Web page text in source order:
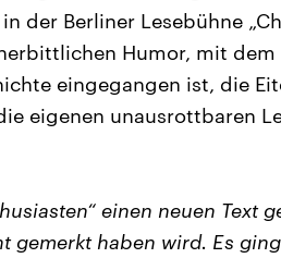
der Berliner Lesebühne
Humor, mit
eingegangen ist, die
eigenen unausrottbaren
einen neuen Text
gemerkt haben wird. Es